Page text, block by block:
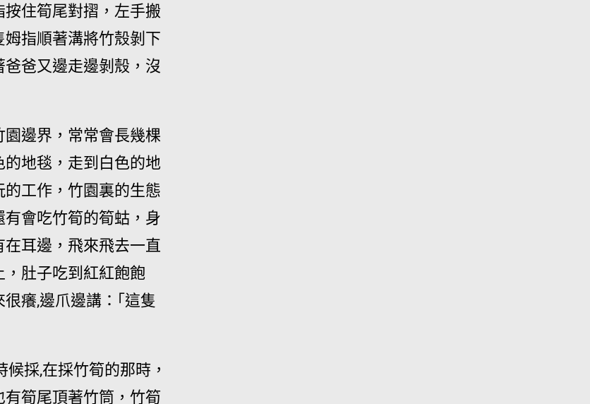
住筍尾對摺，左手搬
指順著溝將竹殼剝下
爸又邊走邊剝殼，沒
邊界，常常會長幾棵
地毯，走到白色的地
工作，竹園裏的生態
會吃竹筍的筍蛄，身
耳邊，飛來飛去一直
肚子吃到紅紅飽飽
癢,邊爪邊講：｢這隻
採,在採竹筍的那時，
筍尾頂著竹筒，竹筍